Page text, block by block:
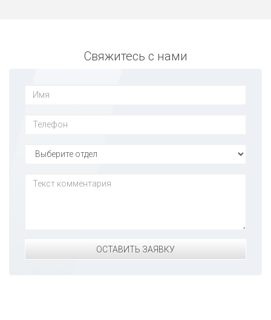
Свяжитесь с нами
ОСТАВИТЬ ЗАЯВКУ